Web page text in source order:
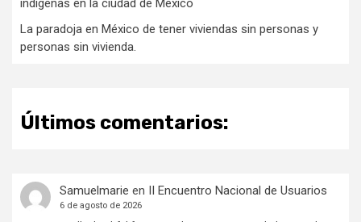
indígenas en la ciudad de México
La paradoja en México de tener viviendas sin personas y
personas sin vivienda.
Últimos comentarios:
Samuelmarie en II Encuentro Nacional de Usuarios
6 de agosto de 2026